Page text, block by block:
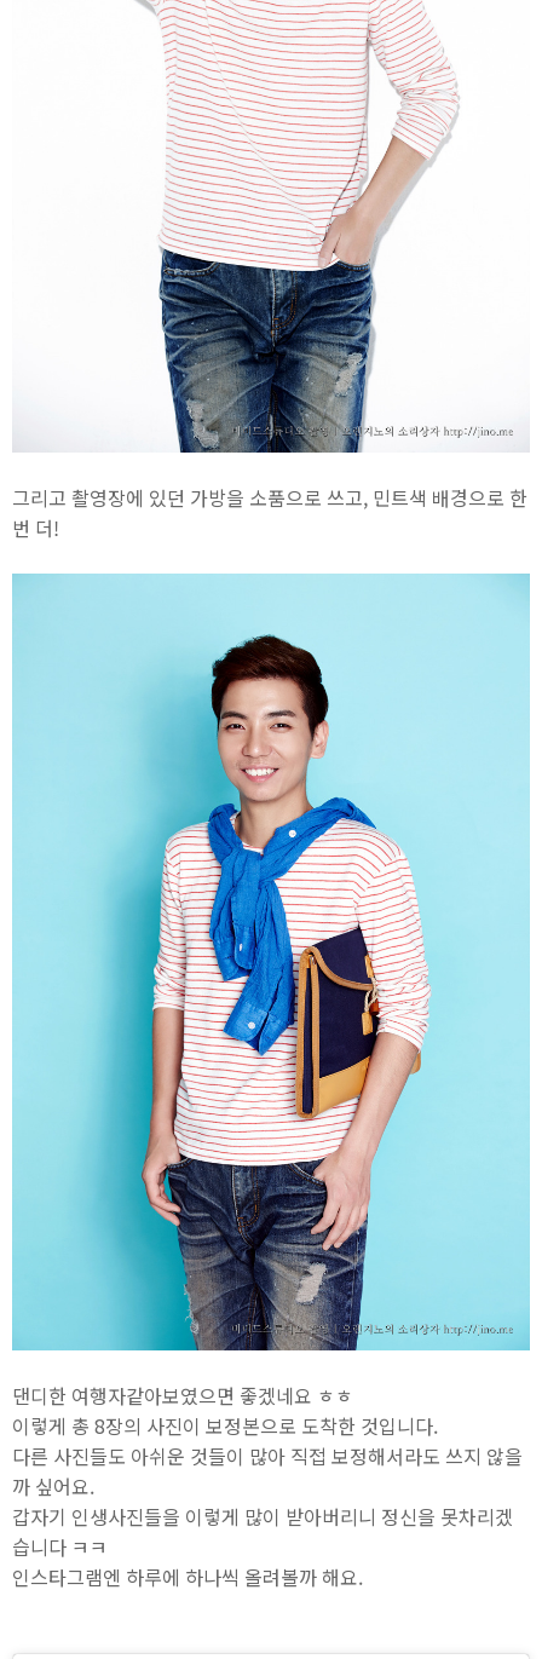
그리고 촬영장에 있던 가방을 소품으로 쓰고, 민트색 배경으로 한
번 더!
댄디한 여행자같아보였으면 좋겠네요 ㅎㅎ
이렇게 총 8장의 사진이 보정본으로 도착한 것입니다.
다른 사진들도 아쉬운 것들이 많아 직접 보정해서라도 쓰지 않을
까 싶어요.
갑자기 인생사진들을 이렇게 많이 받아버리니 정신을 못차리겠
습니다 ㅋㅋ
인스타그램엔 하루에 하나씩 올려볼까 해요.